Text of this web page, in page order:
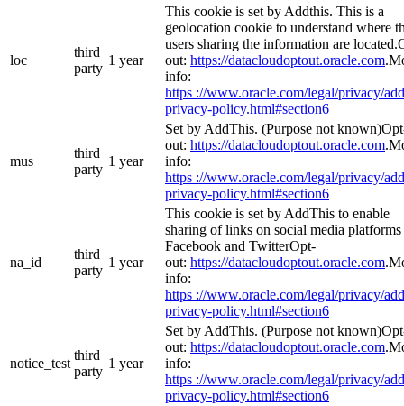
loc
third
party
1 year
This cookie is set by Addthis. This is a
geolocation cookie to understand where
users sharing the information are
out: https://datacloudoptout.oracle.com
info:
https ://www.oracle.com/legal/privacy/
privacy-policy.html#section6
mus
third
party
1 year
Set by AddThis. (Purpose not
out: https://datacloudoptout.oracle.com
info:
https ://www.oracle.com/legal/privacy/
privacy-policy.html#section6
na_id
third
party
1 year
This cookie is set by AddThis to enable
sharing of links on social media
Facebook and TwitterOpt-
out: https://datacloudoptout.oracle.com
info:
https ://www.oracle.com/legal/privacy/
privacy-policy.html#section6
notice_test
third
party
1 year
Set by AddThis. (Purpose not
out: https://datacloudoptout.oracle.com
info:
https ://www.oracle.com/legal/privacy/
privacy-policy.html#section6